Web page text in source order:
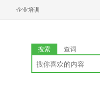
企业培训
搜索 查词